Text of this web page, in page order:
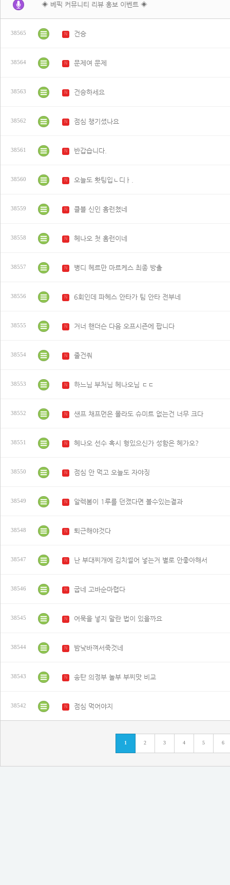
◈ 베픽 커뮤니티 리뷰 홍보 이벤트 ◈
38565 N 건승
38564 N 문제여 문제
38563 N 건승하세요
38562 N 점심 챙기셨나요
38561 N 반갑습니다.
38560 N 오늘도 홧팅입ㄴ디ㅏ.
38559 N 클블 신인 홈런쳤네
38558 N 헤나오 첫 홈런이네
38557 N 병디 헤르만 마르케스 최종 방출
38556 N 6회인데 파헤스 안타가 팀 안타 전부네
38555 N 거너 핸더슨 다음 오프시즌에 팝니다
38554 N 줄건줘
38553 N 하느님 부처님 헤나오님 ㄷㄷ
38552 N 샌프 채프먼은 몰라도 슈미트 없는건 너무 크다
38551 N 헤나오 선수 혹시 형있으신가 성함은 헤가오?
38550 N 점심 안 먹고 오늘도 자야징
38549 N 알렉봄이 1루를 던졌다면 볼수있는결과
38548 N 퇴근해야것다
38547 N 난 부대찌개에 김치썰어 넣는거 별로 안좋아해서
38546 N 굽네 고바순마렵다
38545 N 어묵을 넣지 말란 법이 있을까요
38544 N 밤낮바껴서죽것네
38543 N 송탄 의정부 놀부 부찌맛 비교
38542 N 점심 먹어야지
1 2 3 4 5 6